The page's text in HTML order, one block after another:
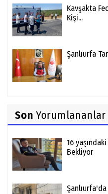
Kavşakta
Kişi...
Şanlıurfa
Son Yorumlananlar
16
Bekliyor
Şanlıurfa'da